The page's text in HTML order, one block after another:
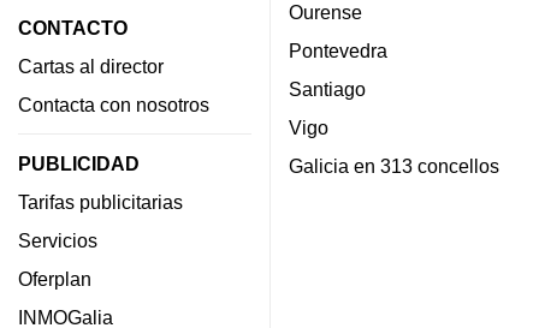
CONTACTO
Cartas al director
Contacta con nosotros
PUBLICIDAD
Tarifas publicitarias
Servicios
Oferplan
INMOGalia
Ourense
Pontevedra
Santiago
Vigo
Galicia en 313 concellos